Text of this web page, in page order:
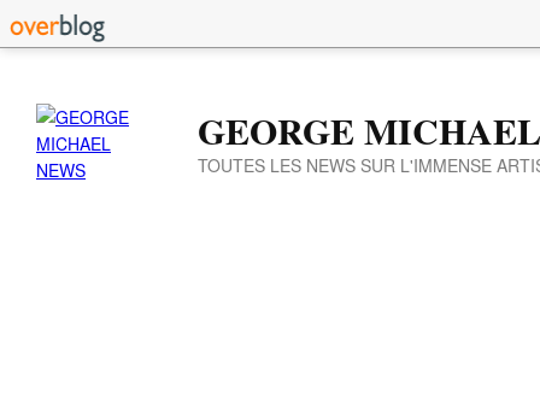
GEORGE
TOUTES LES NEWS SUR L'IMMENSE